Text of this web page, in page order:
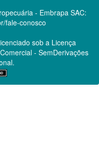
- Embrapa SAC:
fale-conosco
sob a Licença
- SemDerivações